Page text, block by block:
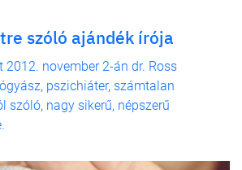
szóló ajándék írója
2012. november 2-án dr. Ross
pszichiáter, számtalan
szóló, nagy sikerű, népszerű